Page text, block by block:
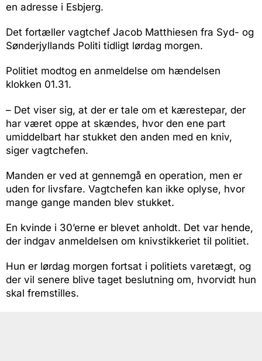
en adresse i Esbjerg.
Det fortæller vagtchef Jacob Matthiesen fra Syd- og
Sønderjyllands Politi tidligt lørdag morgen.
Politiet modtog en anmeldelse om hændelsen
klokken 01.31.
– Det viser sig, at der er tale om et kærestepar, der
har været oppe at skændes, hvor den ene part
umiddelbart har stukket den anden med en kniv,
siger vagtchefen.
Manden er ved at gennemgå en operation, men er
uden for livsfare. Vagtchefen kan ikke oplyse, hvor
mange gange manden blev stukket.
En kvinde i 30’erne er blevet anholdt. Det var hende,
der indgav anmeldelsen om knivstikkeriet til politiet.
Hun er lørdag morgen fortsat i politiets varetægt, og
der vil senere blive taget beslutning om, hvorvidt hun
skal fremstilles.